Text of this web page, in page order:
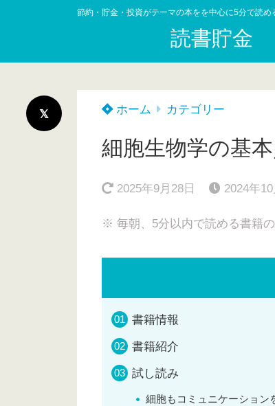
節約・貯金・投資がテーマの本をを中心に5分で読め
読書貯金
ホーム カテゴリー
細胞生物学の基
2025年9月28日 2024年10
※ 毎朝、5分以内で読める書籍の
書籍情報
書籍紹介
試し読み
細胞もコミュニケーション